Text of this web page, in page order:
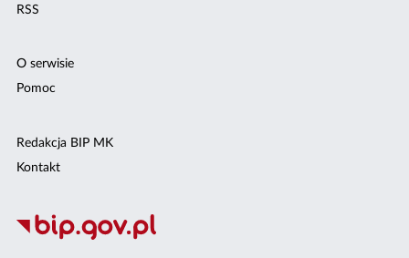
RSS
O serwisie
Pomoc
Redakcja BIP MK
Kontakt